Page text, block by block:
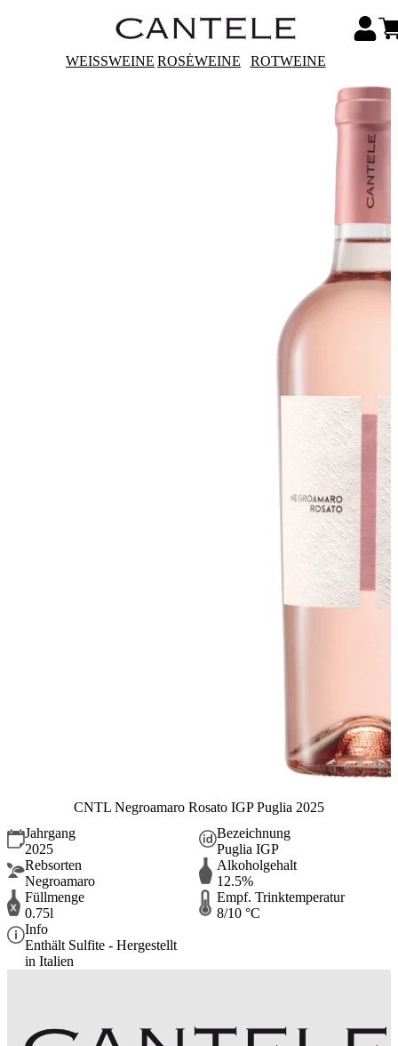
WEISSWEINE ROSÉWEINE ROTWEINE
CNTL Negroamaro Rosato IGP Puglia 2025
Jahrgang
2025
Bezeichnung
Puglia IGP
Rebsorten
Negroamaro
Alkoholgehalt
12.5%
Füllmenge
0.75l
Empf. Trinktemperatur
8/10 °C
Info
Enthält Sulfite - Hergestellt
in Italien